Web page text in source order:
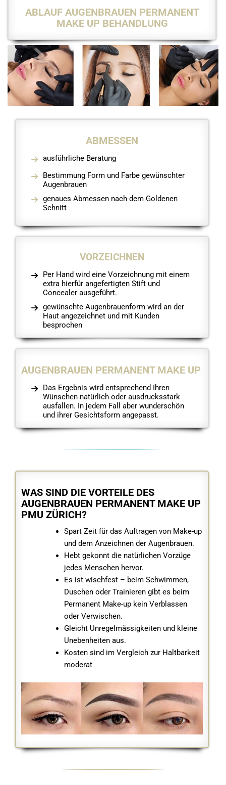
ABLAUF AUGENBRAUEN PERMANENT
MAKE UP BEHANDLUNG
ABMESSEN
ausführliche Beratung
Bestimmung Form und Farbe gewünschter
Augenbrauen
genaues Abmessen nach dem Goldenen
Schnitt
VORZEICHNEN
Per Hand wird eine Vorzeichnung mit einem
extra hierfür angefertigten Stift und
Concealer ausgeführt.
gewünschte Augenbrauenform wird an der
Haut angezeichnet und mit Kunden
besprochen
AUGENBRAUEN PERMANENT MAKE UP
Das Ergebnis wird entsprechend Ihren
Wünschen natürlich oder ausdrucksstark
ausfallen. In jedem Fall aber wunderschön
und ihrer Gesichtsform angepasst.
WAS SIND DIE VORTEILE DES
AUGENBRAUEN PERMANENT MAKE UP
PMU ZÜRICH?
Spart Zeit für das Auftragen von Make-up
und dem Anzeichnen der Augenbrauen.
Hebt gekonnt die natürlichen Vorzüge
jedes Menschen hervor.
Es ist wischfest – beim Schwimmen,
Duschen oder Trainieren gibt es beim
Permanent Make-up kein Verblassen
oder Verwischen.
Gleicht Unregelmässigkeiten und kleine
Unebenheiten aus.
Kosten sind im Vergleich zur Haltbarkeit
moderat